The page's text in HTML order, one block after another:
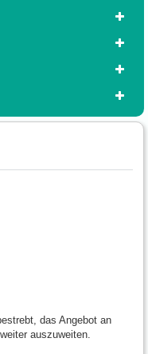
das Angebot an
auszuweiten.